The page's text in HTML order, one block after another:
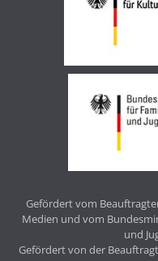
Gefördert vom
Medien und vom
und
Gefördert von der